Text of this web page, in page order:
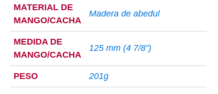
MATERIAL DE
MANGO/CACHA
Madera de abedul
MEDIDA DE
MANGO/CACHA
125 mm (4 7/8”)
PESO 201g